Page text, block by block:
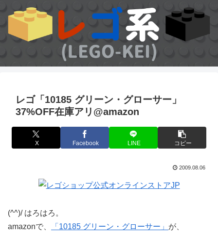
レゴ「10185 グリーン・グローサー」
37%OFF在庫アリ@amazon
X Facebook LINE コピー
2009.08.06
(^^)/ はろはろ。
amazonで、
「10185 グリーン・グローサー」 が、